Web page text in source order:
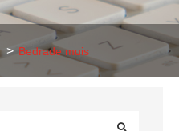
Bedrade muis